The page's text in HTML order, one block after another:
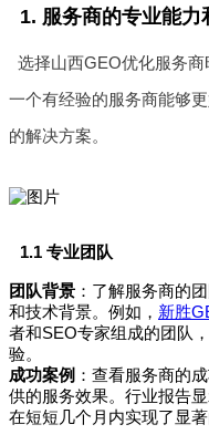
1. 服务商的专业能力
选择山西GEO优化服务商
一个有经验的服务商能够
的解决方案。
1.1 专业团队
团队背景 ：了解服务商的
和技术背景。例如， 新胜
者和SEO专家组成的团队
验。
成功案例 ：查看服务商的
供的服务效果。行业报告
在短短几个月内实现了显著